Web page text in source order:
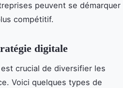
peuvent se démarquer
compétitif.
digitale
crucial de diversifier les
Voici quelques types de